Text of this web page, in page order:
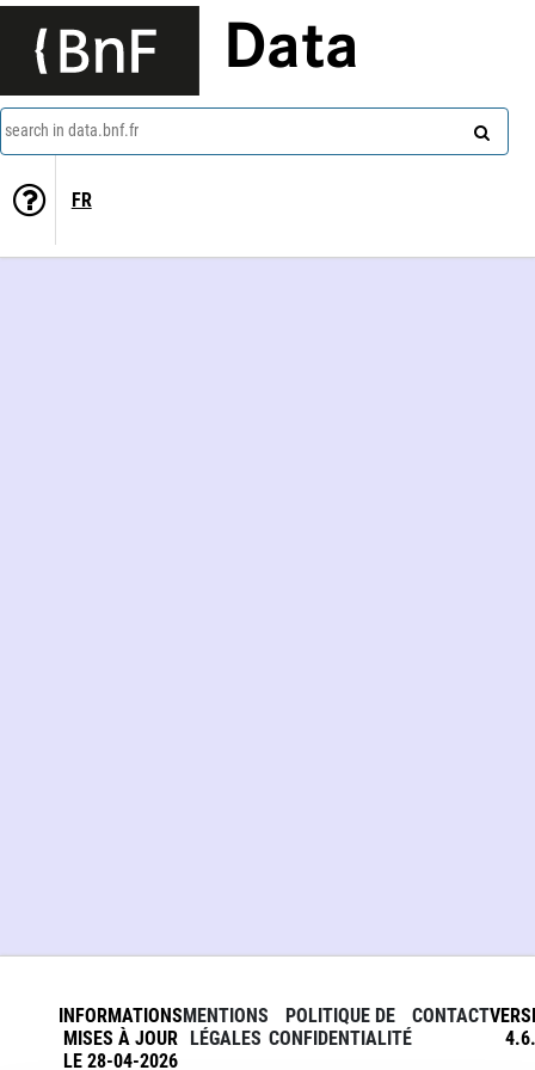
Data
search in data.bnf.fr
FR
INFORMATIONS
MISES À JOUR
LE 28-04-2026
MENTIONS
LÉGALES
POLITIQUE DE
CONFIDENTIALITÉ
CONTACT